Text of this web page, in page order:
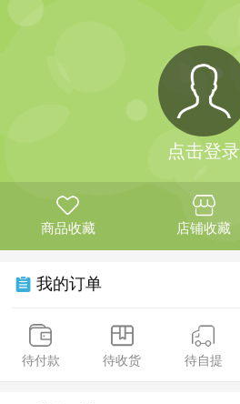
点击登录
商品收藏 店铺收藏
我的订单
待付款 待收货 待自提